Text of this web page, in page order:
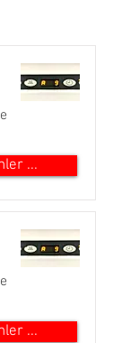
...
...